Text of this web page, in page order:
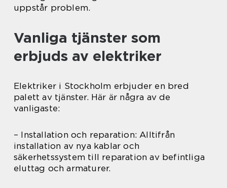
uppstår problem.
Vanliga tjänster som
erbjuds av elektriker
Elektriker i Stockholm erbjuder en bred
palett av tjänster. Här är några av de
vanligaste:
– Installation och reparation: Alltifrån
installation av nya kablar och
säkerhetssystem till reparation av befintliga
eluttag och armaturer.